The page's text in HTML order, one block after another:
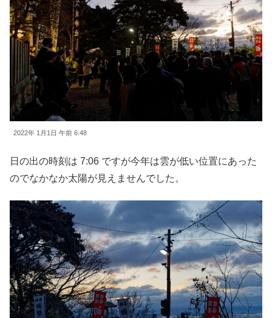
2022年 1月1日 午前 6:48
日の出の時刻は 7:06 ですが今年は雲が低い位置にあった
のでなかなか太陽が見えませんでした。